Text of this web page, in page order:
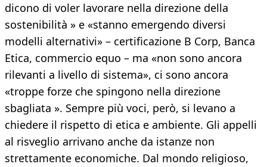
dicono di voler lavorare nella direzione della
sostenibilità » e «stanno emergendo diversi
modelli alternativi» – certificazione B Corp, Banca
Etica, commercio equo – ma «non sono ancora
rilevanti a livello di sistema», ci sono ancora
«troppe forze che spingono nella direzione
sbagliata ». Sempre più voci, però, si levano a
chiedere il rispetto di etica e ambiente. Gli appelli
al risveglio arrivano anche da istanze non
strettamente economiche. Dal mondo religioso,